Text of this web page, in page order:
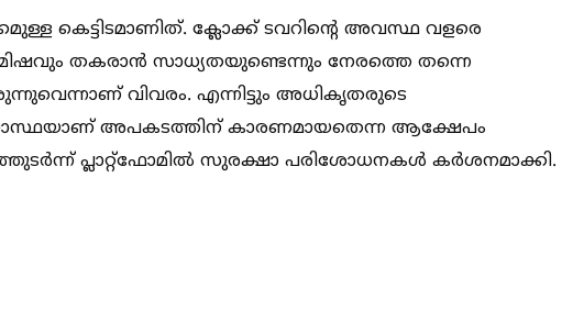
കെട്ടിടമാണിത്. ക്ലോക്ക് ടവറിന്റെ അവസ്ഥ വളരെ
തകരാൻ സാധ്യതയുണ്ടെന്നും നേരത്തെ തന്നെ
വിവരം. എന്നിട്ടും അധികൃതരുടെ
അപകടത്തിന് കാരണമായതെന്ന ആക്ഷേപം
പ്ലാറ്റ്‌ഫോമില്‍ സുരക്ഷാ പരിശോധനകള്‍ കർശനമാക്കി.